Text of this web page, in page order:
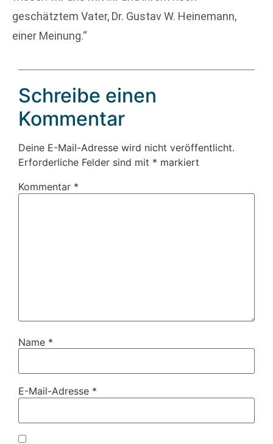
geschätztem Vater, Dr. Gustav W. Heinemann,
einer Meinung.“
Schreibe einen
Kommentar
Deine E-Mail-Adresse wird nicht veröffentlicht.
Erforderliche Felder sind mit * markiert
Kommentar *
Name *
E-Mail-Adresse *